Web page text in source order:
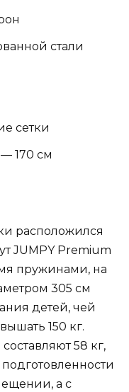
стали
сетки
170 см
расположился
JUMPY Premium
пружинами, на
305 см
детей, чей
150 кг.
58 кг,
а с